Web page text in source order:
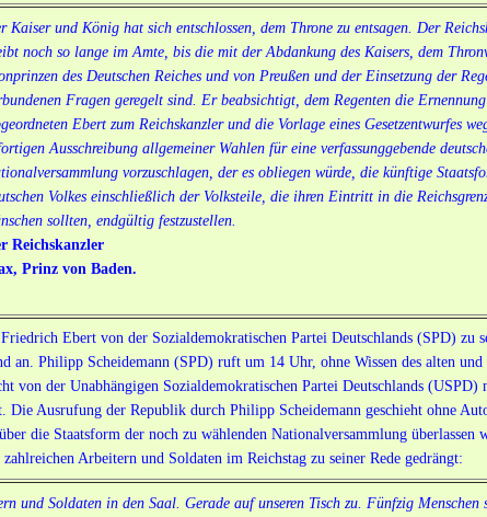
Kaiser und König hat sich entschlossen, dem Throne zu entsagen. Der
noch so lange im Amte, bis die mit der Abdankung des Kaisers, dem
des Deutschen Reiches und von Preußen und der Einsetzung der
Fragen geregelt sind. Er beabsichtigt, dem Regenten die Ernennung
Ebert zum Reichskanzler und die Vorlage eines Gesetzentwurfes
Ausschreibung allgemeiner Wahlen für eine verfassunggebende
vorzuschlagen, der es obliegen würde, die künftige
Volkes einschließlich der Volksteile, die ihren Eintritt in die
sollten, endgültig festzustellen.
Reichskanzler
Prinz von Baden.
Ebert von der Sozialdemokratischen Partei Deutschlands (SPD) zu
an. Philipp Scheidemann (SPD) ruft um 14 Uhr, ohne Wissen des alten und
von der Unabhängigen Sozialdemokratischen Partei Deutschlands
Die Ausrufung der Republik durch Philipp Scheidemann geschieht ohne
die Staatsform der noch zu wählenden Nationalversammlung überlassen
Arbeitern und Soldaten im Reichstag zu seiner Rede gedrängt:
und Soldaten in den Saal. Gerade auf unseren Tisch zu. Fünfzig Menschen